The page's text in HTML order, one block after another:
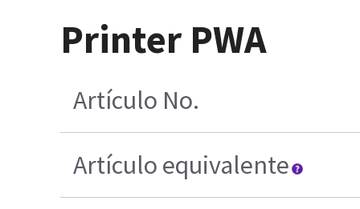
Printer PWA
Artículo No.
Artículo equivalente